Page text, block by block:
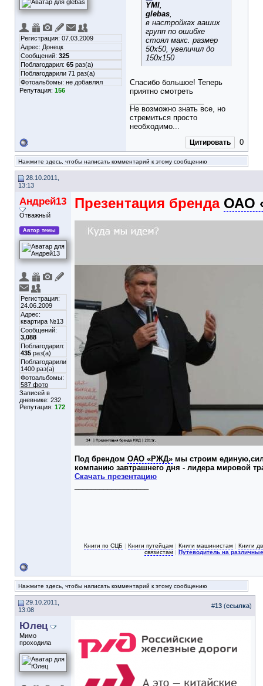
Регистрация: 07.03.2009
Адрес: Донецк
Сообщений: 325
Поблагодарил: 65 раз(а)
Поблагодарили 71 раз(а)
Фотоальбомы: не добавлял
Репутация: 156
YMI,
glebas,
в настройках ваших
групп по ошибке
стоял макс. размер
50х50, увеличил до
150х150
Спасибо большое! Теперь
приятно смотреть
Не возможно знать все, но
стремиться просто
необходимо...
Цитировать 0
Нажмите здесь, чтобы написать комментарий к этому сообщению
28.10.2011,
13:13
Андрей13
Отважный
Автор темы
Регистрация:
24.06.2009
Адрес:
квартира №13
Сообщений:
3,088
Поблагодарил:
435 раз(а)
Поблагодарили
1400 раз(а)
Фотоальбомы:
587 фото
Записей в
дневнике: 232
Репутация: 172
Презентация бренда ОАО
Под брендом ОАО «РЖД» мы строим
компанию завтрашнего дня - лидера мировой
Скачать презентацию
Книги по СЦБ | Книги путейцам | Книги машинистам | Книги
связистам| Путеводитель на
Нажмите здесь, чтобы написать комментарий к этому сообщению
29.10.2011,
13:08
#13 (ссылка)
Юлец
Мимо
проходила